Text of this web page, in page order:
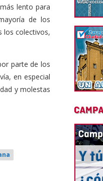
lento para
de los
los colectivos,
parte de los
en especial
y molestas